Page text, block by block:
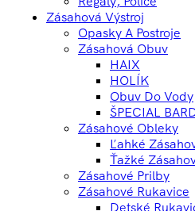
Zásahová Výstroj
Opasky A Postroje
Zásahová Obuv
HAIX
HOLÍK
Obuv Do Vody
ŠPECIAL
Zásahové Obleky
Ľahké
Ťažké
Zásahové Prilby
Zásahové Rukavice
Detské